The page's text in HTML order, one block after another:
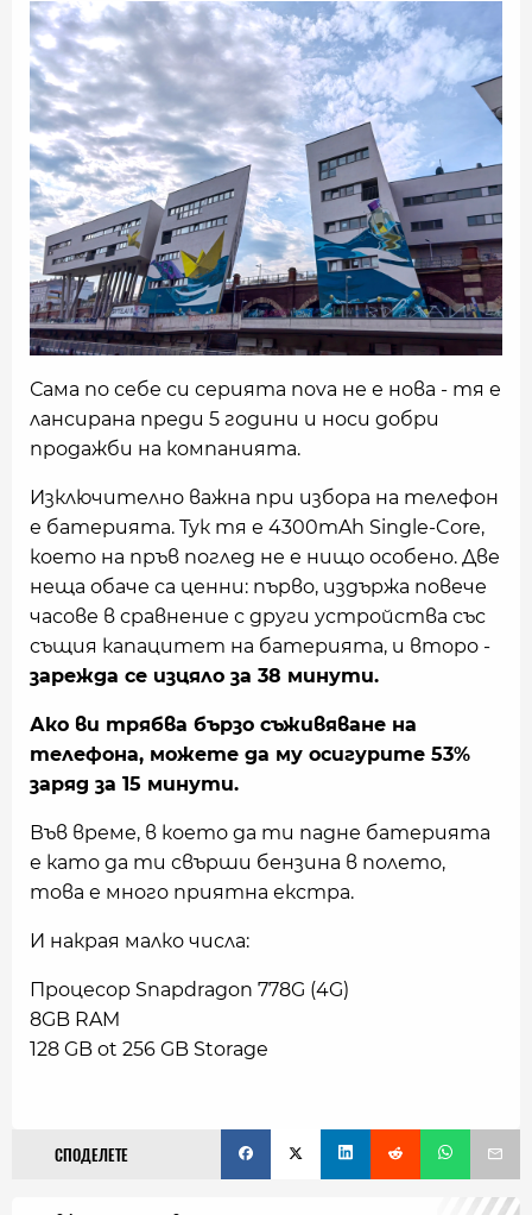
Сама по себе си серията nova не е нова - тя е
лансирана преди 5 години и носи добри
продажби на компанията.
Изключително важна при избора на телефон
е батерията. Тук тя е 4300mAh Single-Core,
което на пръв поглед не е нищо особено. Две
неща обаче са ценни: първо, издържа повече
часове в сравнение с други устройства със
същия капацитет на батерията, и второ -
зарежда се изцяло за 38 минути.
Ако ви трябва бързо съживяване на
телефона, можете да му осигурите 53%
заряд за 15 минути.
Във време, в което да ти падне батерията
е като да ти свърши бензина в полето,
това е много приятна екстра.
И накрая малко числа:
Процесор Snapdragon 778G (4G)
8GB RAM
128 GB ot 256 GB Storage
СПОДЕЛЕТЕ